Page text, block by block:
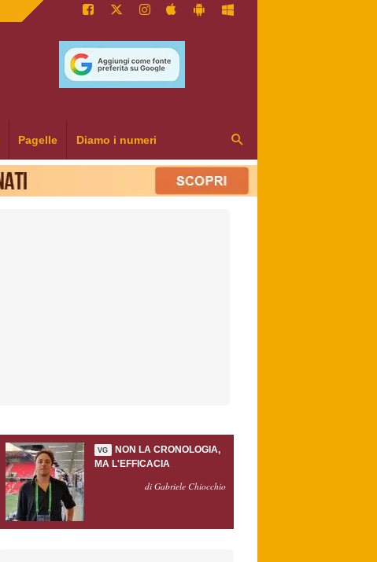
Pagelle Diamo i numeri
VG
NON LA CRONOLOGIA,
MA L'EFFICACIA
di Gabriele Chiocchio